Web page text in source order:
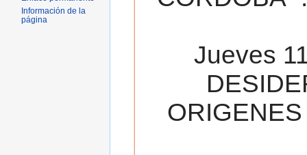
Jueves
Información de la
página